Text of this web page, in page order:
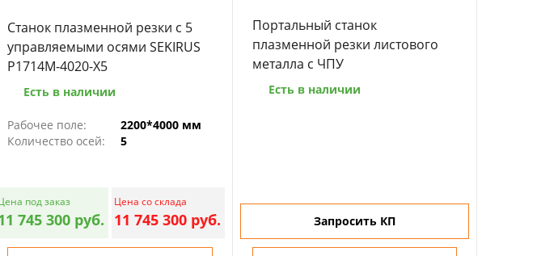
Станок плазменной резки с 5
управляемыми осями SEKIRUS
P1714M-4020-X5
Есть в наличии
Рабочее поле:
2200*4000 мм
Количество осей:
5
под заказ
745 300 руб.
Цена со склада
11 745 300 руб.
Портальный станок
плазменной резки листового
металла с ЧПУ
Есть в наличии
Запросить КП